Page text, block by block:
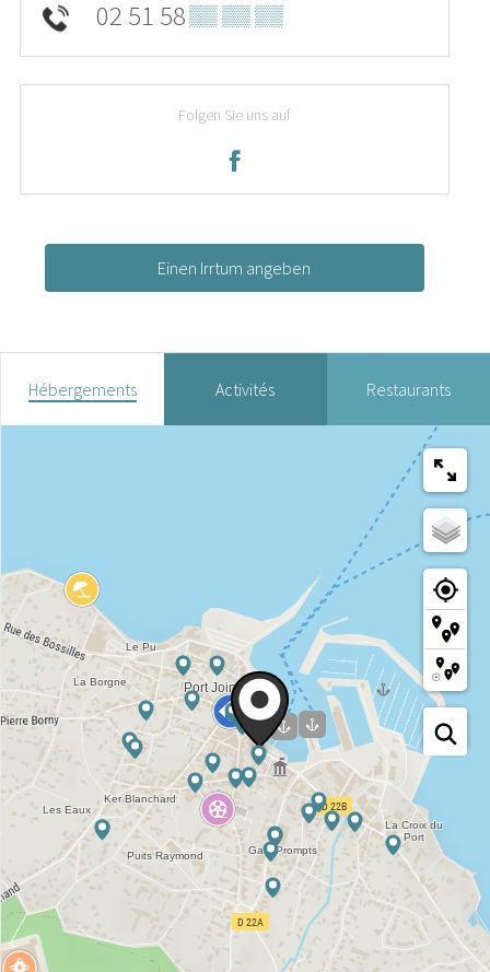
02 51 58▒▒ ▒▒ ▒▒
Folgen Sie uns auf
Einen Irrtum angeben
Hébergements Activités Restaurants